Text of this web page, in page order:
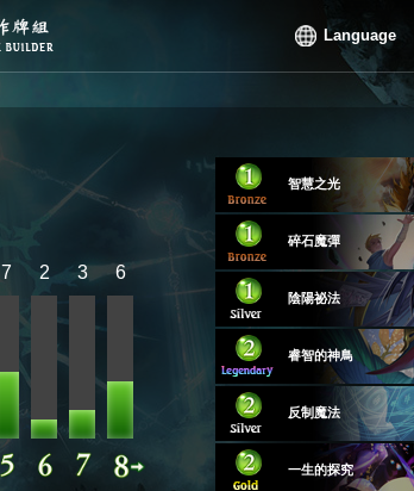
Language
7 2 3 6
智慧之光
碎石魔彈
陰陽祕法
睿智的神鳥
反制魔法
一生的探究